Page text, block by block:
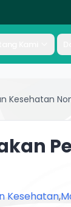
Kesehatan
Kesehatan,